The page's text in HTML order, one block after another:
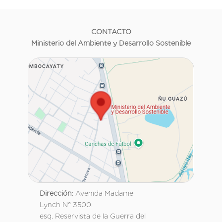
CONTACTO
Ministerio del Ambiente y Desarrollo Sostenible
Dirección: Avenida Madame
Lynch N° 3500.
esq. Reservista de la Guerra del